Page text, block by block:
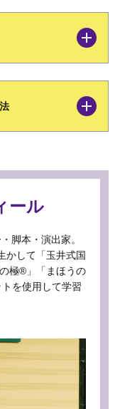
ール
脚本・演出家。
かして「玉井式国
極®」「まほうの
を使用して学習